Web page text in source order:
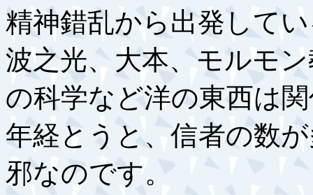
精神錯乱から出発して
波之光、大本、モルモ
の科学など洋の東西は
年経とうと、信者の数
邪なのです。